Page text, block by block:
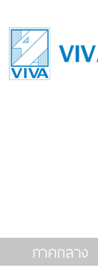
ภาคกลาง